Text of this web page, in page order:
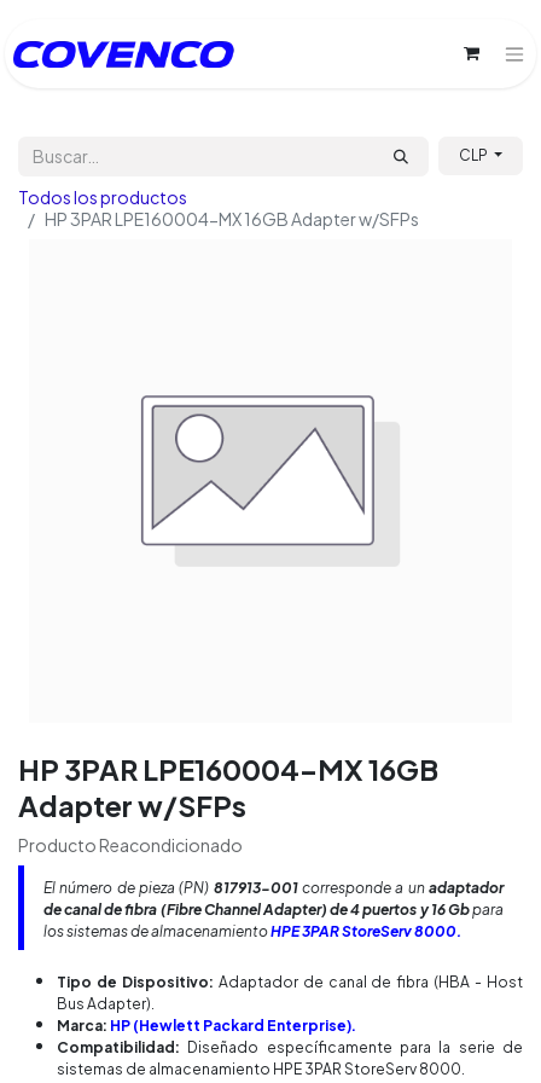
CLP
Todos los productos
HP 3PAR LPE160004-MX 16GB Adapter w/SFPs
HP 3PAR LPE160004-MX 16GB
Adapter w/SFPs
Producto Reacondicionado
El número de pieza (PN) 817913-001corresponde a unadaptador
de canal de fibra (Fibre Channel Adapter) de 4 puertos y 16 Gbpara
los sistemas de almacenamientoHPE 3PAR StoreServ 8000.
Tipo de Dispositivo: Adaptador de canal de fibra (HBA - Host
Bus Adapter).
Marca: HP (Hewlett Packard Enterprise).
Compatibilidad: Diseñado específicamente para la serie de
sistemas de almacenamiento HPE 3PAR StoreServ 8000.